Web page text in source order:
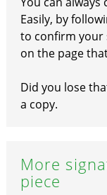
Easily, by
to confirm your
on the page
Did you lose
a copy.
More
piece